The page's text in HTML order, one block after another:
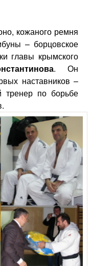
кожаного ремня
– борцовское
главы крымского
. Он
наставников –
по борьбе